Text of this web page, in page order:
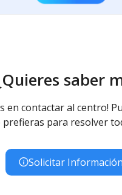
saber
en contactar al centro!
prefieras para resolver
Solicitar Información